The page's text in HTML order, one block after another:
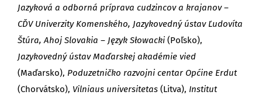
Jazyková a odborná príprava cudzincov a krajanov –
CĎV Univerzity Komenského, Jazykovedný ústav Ľudovíta
Štúra, Ahoj Slovakia – Język Słowacki (Poľsko),
Jazykovedný ústav Maďarskej akadémie vied
(Maďarsko), Poduzetničko razvojni centar Općine Erdut
(Chorvátsko), Vilniaus universitetas (Litva), Institut